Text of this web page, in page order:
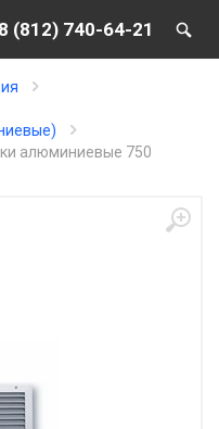
8 (812) 740-64-21
алюминиевые 750